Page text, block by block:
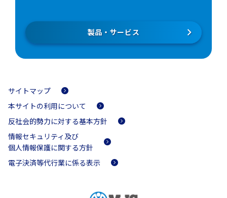
製品・サービス
サイトマップ
本サイトの利用について
反社会的勢力に対する基本方針
情報セキュリティ及び
個人情報保護に関する方針
電子決済等代行業に係る表示